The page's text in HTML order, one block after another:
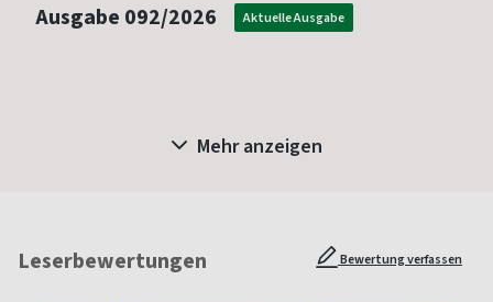
Ausgabe 092/2026 Aktuelle Ausgabe
Mehr anzeigen
Leserbewertungen Bewertung verfassen